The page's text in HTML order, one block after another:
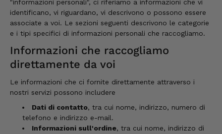
"informazioni personali", ci riferiamo a informazioni che vi
identificano, vi riguardano, vi descrivono o possono essere
associate a voi. Le sezioni seguenti descrivono le categorie
e i tipi specifici di informazioni personali che raccogliamo.
Informazioni che raccogliamo
direttamente da voi
Le informazioni che ci fornite direttamente attraverso i
nostri servizi possono includere
Dati di contatto, tra cui nome, indirizzo, numero di
telefono e indirizzo e-mail.
Informazioni sull'ordine, tra cui nome, indirizzo di